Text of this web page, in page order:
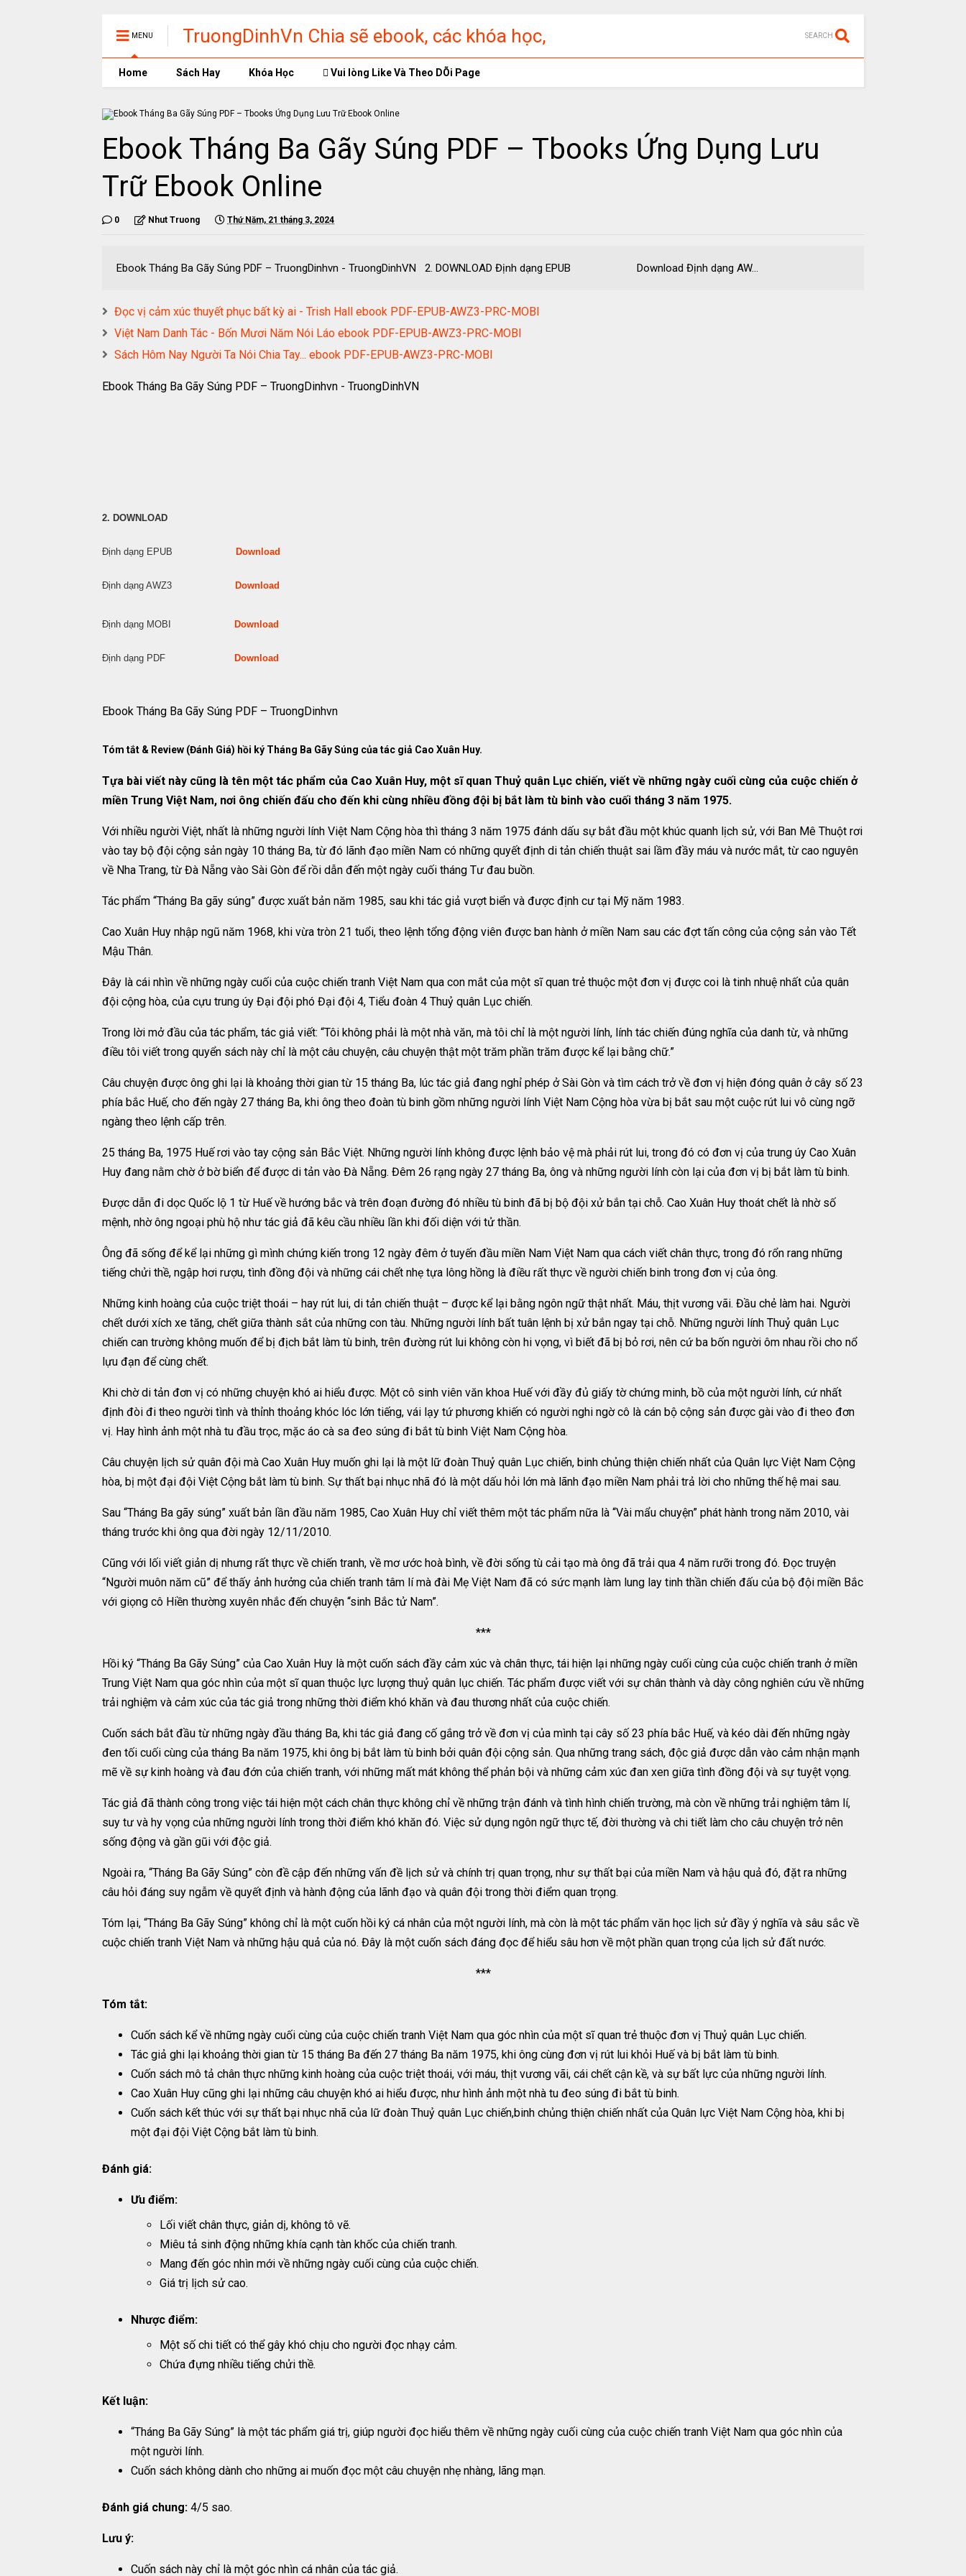
MENU
TruongDinhVn Chia sẽ ebook, các khóa học,
phần mềm học tập miễn phí
SEARCH
Home Sách Hay Khóa Học Vui lòng Like Và Theo DÕi Page
Ebook Tháng Ba Gãy Súng PDF – Tbooks Ứng Dụng Lưu
Trữ Ebook Online
0 Nhut Truong Thứ Năm, 21 tháng 3, 2024
Ebook Tháng Ba Gãy Súng PDF – TruongDinhvn - TruongDinhVN 2. DOWNLOAD Định dạng EPUB Download Định dạng AW...
Đọc vị cảm xúc thuyết phục bất kỳ ai - Trish Hall ebook PDF-EPUB-AWZ3-PRC-MOBI
Việt Nam Danh Tác - Bốn Mươi Năm Nói Láo ebook PDF-EPUB-AWZ3-PRC-MOBI
Sách Hôm Nay Người Ta Nói Chia Tay... ebook PDF-EPUB-AWZ3-PRC-MOBI
Ebook Tháng Ba Gãy Súng PDF – TruongDinhvn - TruongDinhVN
2. DOWNLOAD
Định dạng EPUB Download
Định dạng AWZ3 Download
Định dạng MOBI Download
Định dạng PDF Download
Ebook Tháng Ba Gãy Súng PDF – TruongDinhvn
Tóm tắt & Review (Đánh Giá) hồi ký Tháng Ba Gãy Súng của tác giả Cao Xuân Huy.
Tựa bài viết này cũng là tên một tác phẩm của Cao Xuân Huy, một sĩ quan Thuỷ quân Lục chiến, viết về những ngày cuối cùng của cuộc chiến ở
miền Trung Việt Nam, nơi ông chiến đấu cho đến khi cùng nhiều đồng đội bị bắt làm tù binh vào cuối tháng 3 năm 1975.
Với nhiều người Việt, nhất là những người lính Việt Nam Cộng hòa thì tháng 3 năm 1975 đánh dấu sự bắt đầu một khúc quanh lịch sử, với Ban Mê Thuột rơi
vào tay bộ đội cộng sản ngày 10 tháng Ba, từ đó lãnh đạo miền Nam có những quyết định di tản chiến thuật sai lầm đầy máu và nước mắt, từ cao nguyên
về Nha Trang, từ Đà Nẵng vào Sài Gòn để rồi dẫn đến một ngày cuối tháng Tư đau buồn.
Tác phẩm “Tháng Ba gãy súng” được xuất bản năm 1985, sau khi tác giả vượt biển và được định cư tại Mỹ năm 1983.
Cao Xuân Huy nhập ngũ năm 1968, khi vừa tròn 21 tuổi, theo lệnh tổng động viên được ban hành ở miền Nam sau các đợt tấn công của cộng sản vào Tết
Mậu Thân.
Đây là cái nhìn về những ngày cuối của cuộc chiến tranh Việt Nam qua con mắt của một sĩ quan trẻ thuộc một đơn vị được coi là tinh nhuệ nhất của quân
đội cộng hòa, của cựu trung úy Đại đội phó Đại đội 4, Tiểu đoàn 4 Thuỷ quân Lục chiến.
Trong lời mở đầu của tác phẩm, tác giả viết: “Tôi không phải là một nhà văn, mà tôi chỉ là một người lính, lính tác chiến đúng nghĩa của danh từ, và những
điều tôi viết trong quyển sách này chỉ là một câu chuyện, câu chuyện thật một trăm phần trăm được kể lại bằng chữ.”
Câu chuyện được ông ghi lại là khoảng thời gian từ 15 tháng Ba, lúc tác giả đang nghỉ phép ở Sài Gòn và tìm cách trở về đơn vị hiện đóng quân ở cây số 23
phía bắc Huế, cho đến ngày 27 tháng Ba, khi ông theo đoàn tù binh gồm những người lính Việt Nam Cộng hòa vừa bị bắt sau một cuộc rút lui vô cùng ngỡ
ngàng theo lệnh cấp trên.
25 tháng Ba, 1975 Huế rơi vào tay cộng sản Bắc Việt. Những người lính không được lệnh bảo vệ mà phải rút lui, trong đó có đơn vị của trung úy Cao Xuân
Huy đang nằm chờ ở bờ biển để được di tản vào Đà Nẵng. Đêm 26 rạng ngày 27 tháng Ba, ông và những người lính còn lại của đơn vị bị bắt làm tù binh.
Được dẫn đi dọc Quốc lộ 1 từ Huế về hướng bắc và trên đoạn đường đó nhiều tù binh đã bị bộ đội xử bắn tại chỗ. Cao Xuân Huy thoát chết là nhờ số
mệnh, nhờ ông ngoại phù hộ như tác giả đã kêu cầu nhiều lần khi đối diện với tử thần.
Ông đã sống để kể lại những gì mình chứng kiến trong 12 ngày đêm ở tuyến đầu miền Nam Việt Nam qua cách viết chân thực, trong đó rổn rang những
tiếng chửi thề, ngập hơi rượu, tình đồng đội và những cái chết nhẹ tựa lông hồng là điều rất thực về người chiến binh trong đơn vị của ông.
Những kinh hoàng của cuộc triệt thoái – hay rút lui, di tản chiến thuật – được kể lại bằng ngôn ngữ thật nhất. Máu, thịt vương vãi. Đầu chẻ làm hai. Người
chết dưới xích xe tăng, chết giữa thành sắt của những con tàu. Những người lính bất tuân lệnh bị xử bắn ngay tại chỗ. Những người lính Thuỷ quân Lục
chiến can trường không muốn để bị địch bắt làm tù binh, trên đường rút lui không còn hi vọng, vì biết đã bị bỏ rơi, nên cứ ba bốn người ôm nhau rồi cho nổ
lựu đạn để cùng chết.
Khi chờ di tản đơn vị có những chuyện khó ai hiểu được. Một cô sinh viên văn khoa Huế với đầy đủ giấy tờ chứng minh, bồ của một người lính, cứ nhất
định đòi đi theo người tình và thỉnh thoảng khóc lóc lớn tiếng, vái lạy tứ phương khiến có người nghi ngờ cô là cán bộ cộng sản được gài vào đi theo đơn
vị. Hay hình ảnh một nhà tu đầu trọc, mặc áo cà sa đeo súng đi bắt tù binh Việt Nam Cộng hòa.
Câu chuyện lịch sử quân đội mà Cao Xuân Huy muốn ghi lại là một lữ đoàn Thuỷ quân Lục chiến, binh chủng thiện chiến nhất của Quân lực Việt Nam Cộng
hòa, bị một đại đội Việt Cộng bắt làm tù binh. Sự thất bại nhục nhã đó là một dấu hỏi lớn mà lãnh đạo miền Nam phải trả lời cho những thế hệ mai sau.
Sau “Tháng Ba gãy súng” xuất bản lần đầu năm 1985, Cao Xuân Huy chỉ viết thêm một tác phẩm nữa là “Vài mẩu chuyện” phát hành trong năm 2010, vài
tháng trước khi ông qua đời ngày 12/11/2010.
Cũng với lối viết giản dị nhưng rất thực về chiến tranh, về mơ ước hoà bình, về đời sống tù cải tạo mà ông đã trải qua 4 năm rưỡi trong đó. Đọc truyện
“Người muôn năm cũ” để thấy ảnh hưởng của chiến tranh tâm lí mà đài Mẹ Việt Nam đã có sức mạnh làm lung lay tinh thần chiến đấu của bộ đội miền Bắc
với giọng cô Hiền thường xuyên nhắc đến chuyện “sinh Bắc tử Nam”.
***
Hồi ký “Tháng Ba Gãy Súng” của Cao Xuân Huy là một cuốn sách đầy cảm xúc và chân thực, tái hiện lại những ngày cuối cùng của cuộc chiến tranh ở miền
Trung Việt Nam qua góc nhìn của một sĩ quan thuộc lực lượng thuỷ quân lục chiến. Tác phẩm được viết với sự chân thành và dày công nghiên cứu về những
trải nghiệm và cảm xúc của tác giả trong những thời điểm khó khăn và đau thương nhất của cuộc chiến.
Cuốn sách bắt đầu từ những ngày đầu tháng Ba, khi tác giả đang cố gắng trở về đơn vị của mình tại cây số 23 phía bắc Huế, và kéo dài đến những ngày
đen tối cuối cùng của tháng Ba năm 1975, khi ông bị bắt làm tù binh bởi quân đội cộng sản. Qua những trang sách, độc giả được dẫn vào cảm nhận mạnh
mẽ về sự kinh hoàng và đau đớn của chiến tranh, với những mất mát không thể phản bội và những cảm xúc đan xen giữa tình đồng đội và sự tuyệt vọng.
Tác giả đã thành công trong việc tái hiện một cách chân thực không chỉ về những trận đánh và tình hình chiến trường, mà còn về những trải nghiệm tâm lí,
suy tư và hy vọng của những người lính trong thời điểm khó khăn đó. Việc sử dụng ngôn ngữ thực tế, đời thường và chi tiết làm cho câu chuyện trở nên
sống động và gần gũi với độc giả.
Ngoài ra, “Tháng Ba Gãy Súng” còn đề cập đến những vấn đề lịch sử và chính trị quan trọng, như sự thất bại của miền Nam và hậu quả đó, đặt ra những
câu hỏi đáng suy ngẫm về quyết định và hành động của lãnh đạo và quân đội trong thời điểm quan trọng.
Tóm lại, “Tháng Ba Gãy Súng” không chỉ là một cuốn hồi ký cá nhân của một người lính, mà còn là một tác phẩm văn học lịch sử đầy ý nghĩa và sâu sắc về
cuộc chiến tranh Việt Nam và những hậu quả của nó. Đây là một cuốn sách đáng đọc để hiểu sâu hơn về một phần quan trọng của lịch sử đất nước.
***
Tóm tắt:
Cuốn sách kể về những ngày cuối cùng của cuộc chiến tranh Việt Nam qua góc nhìn của một sĩ quan trẻ thuộc đơn vị Thuỷ quân Lục chiến.
Tác giả ghi lại khoảng thời gian từ 15 tháng Ba đến 27 tháng Ba năm 1975, khi ông cùng đơn vị rút lui khỏi Huế và bị bắt làm tù binh.
Cuốn sách mô tả chân thực những kinh hoàng của cuộc triệt thoái, với máu, thịt vương vãi, cái chết cận kề, và sự bất lực của những người lính.
Cao Xuân Huy cũng ghi lại những câu chuyện khó ai hiểu được, như hình ảnh một nhà tu đeo súng đi bắt tù binh.
Cuốn sách kết thúc với sự thất bại nhục nhã của lữ đoàn Thuỷ quân Lục chiến,binh chủng thiện chiến nhất của Quân lực Việt Nam Cộng hòa, khi bị
một đại đội Việt Cộng bắt làm tù binh.
Đánh giá:
Ưu điểm:
Lối viết chân thực, giản dị, không tô vẽ.
Miêu tả sinh động những khía cạnh tàn khốc của chiến tranh.
Mang đến góc nhìn mới về những ngày cuối cùng của cuộc chiến.
Giá trị lịch sử cao.
Nhược điểm:
Một số chi tiết có thể gây khó chịu cho người đọc nhạy cảm.
Chứa đựng nhiều tiếng chửi thề.
Kết luận:
“Tháng Ba Gãy Súng” là một tác phẩm giá trị, giúp người đọc hiểu thêm về những ngày cuối cùng của cuộc chiến tranh Việt Nam qua góc nhìn của
một người lính.
Cuốn sách không dành cho những ai muốn đọc một câu chuyện nhẹ nhàng, lãng mạn.
Đánh giá chung: 4/5 sao.
Lưu ý:
Cuốn sách này chỉ là một góc nhìn cá nhân của tác giả.